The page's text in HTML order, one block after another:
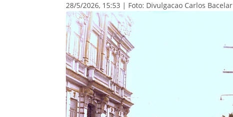
28/5/2026, 15:53 | Foto: Divulgacao Carlos Bacelar